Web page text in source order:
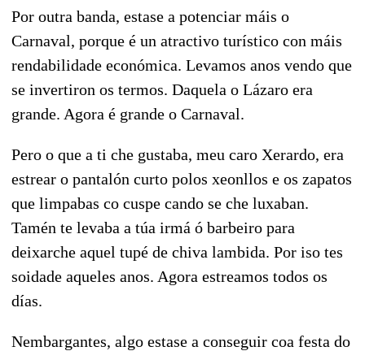
Por outra banda, estase a potenciar máis o
Carnaval, porque é un atractivo turístico con máis
rendabilidade económica. Levamos anos vendo que
se invertiron os termos. Daquela o Lázaro era
grande. Agora é grande o Carnaval.
Pero o que a ti che gustaba, meu caro Xerardo, era
estrear o pantalón curto polos xeonllos e os zapatos
que limpabas co cuspe cando se che luxaban.
Tamén te levaba a túa irmá ó barbeiro para
deixarche aquel tupé de chiva lambida. Por iso tes
soidade aqueles anos. Agora estreamos todos os
días.
Nembargantes, algo estase a conseguir coa festa do